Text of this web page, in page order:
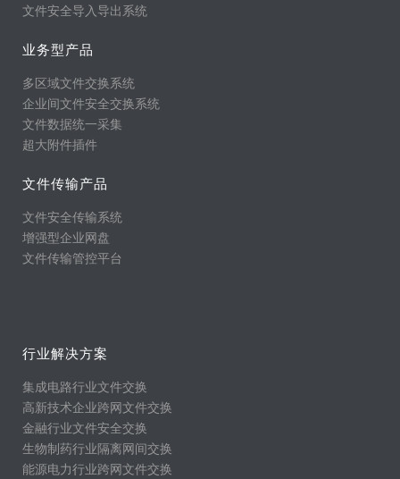
文件安全导入导出系统
业务型产品
多区域文件交换系统
企业间文件安全交换系统
文件数据统一采集
超大附件插件
文件传输产品
文件安全传输系统
增强型企业网盘
文件传输管控平台
行业解决方案
集成电路行业文件交换
高新技术企业跨网文件交换
金融行业文件安全交换
生物制药行业隔离网间交换
能源电力行业跨网文件交换